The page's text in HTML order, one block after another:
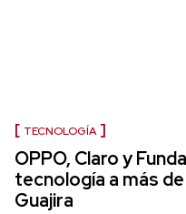
TECNOLOGÍA
OPPO, Claro y
tecnología a más
Guajira